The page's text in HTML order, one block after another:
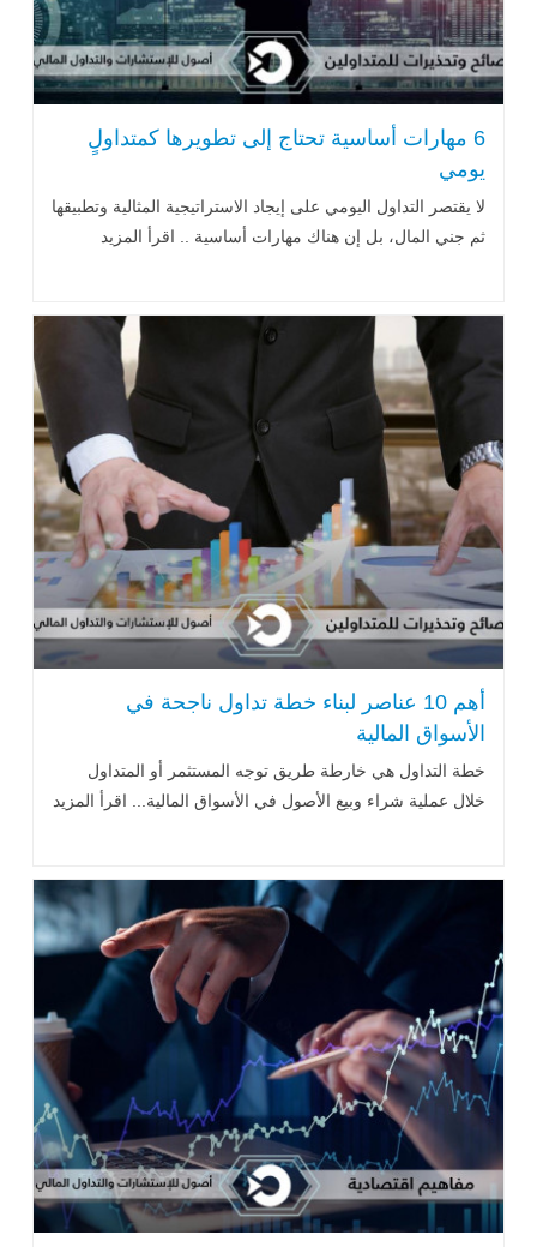
6 مهارات أساسية تحتاج إلى تطويرها كمتداولٍ
يومي
لا يقتصر التداول اليومي على إيجاد الاستراتيجية المثالية وتطبيقها
ثم جني المال، بل إن هناك مهارات أساسية .. اقرأ المزيد
أهم 10 عناصر لبناء خطة تداول ناجحة في
الأسواق المالية
خطة التداول هي خارطة طريق توجه المستثمر أو المتداول
خلال عملية شراء وبيع الأصول في الأسواق المالية... اقرأ المزيد